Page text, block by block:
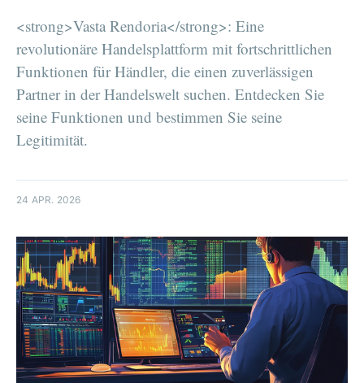
<strong>Vasta Rendoria</strong>: Eine
revolutionäre Handelsplattform mit fortschrittlichen
Funktionen für Händler, die einen zuverlässigen
Partner in der Handelswelt suchen. Entdecken Sie
seine Funktionen und bestimmen Sie seine
Legitimität.
24 APR. 2026